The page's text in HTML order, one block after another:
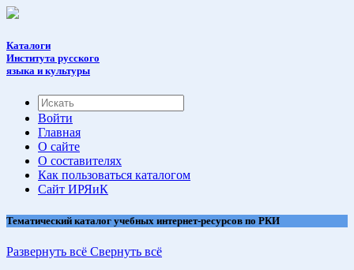
Каталоги
Института русского
языка и культуры
Войти
Главная
О сайте
О составителях
Как пользоваться каталогом
Cайт ИРЯиК
Тематический каталог учебных интернет-ресурсов по РКИ
Развернуть всё Свернуть всё